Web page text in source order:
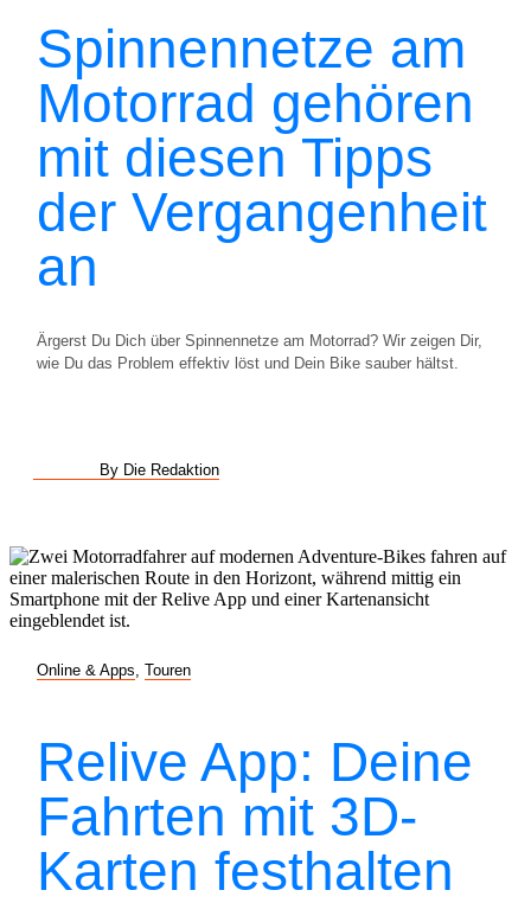
Spinnennetze am
Motorrad gehören
mit diesen Tipps
der Vergangenheit
an
Ärgerst Du Dich über Spinnennetze am Motorrad? Wir zeigen Dir,
wie Du das Problem effektiv löst und Dein Bike sauber hältst.
By Die Redaktion
Online & Apps Touren
Relive App: Deine
Fahrten mit 3D-
Karten festhalten